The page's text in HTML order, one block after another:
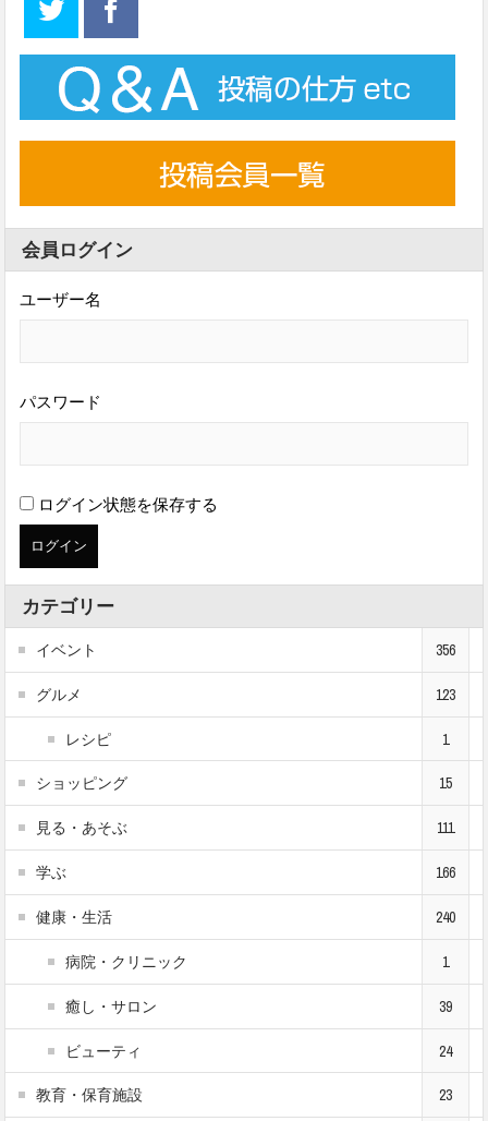
会員ログイン
ユーザー名
パスワード
ログイン状態を保存する
カテゴリー
イベント 356
グルメ 123
レシピ 1
ショッピング 15
見る・あそぶ 111
学ぶ 166
健康・生活 240
病院・クリニック 1
癒し・サロン 39
ビューティ 24
教育・保育施設 23